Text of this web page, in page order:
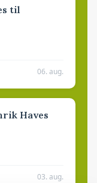
til
06. aug.
Haves
03. aug.